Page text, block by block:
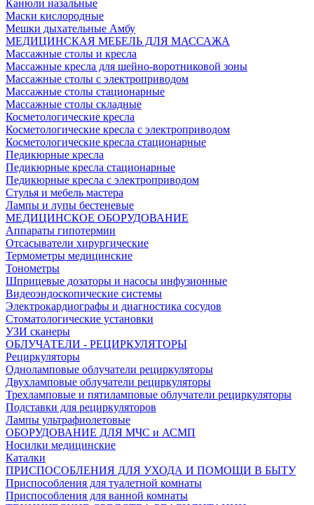
Канюли назальные
Маски кислородные
Мешки дыхательные Амбу
МЕДИЦИНСКАЯ МЕБЕЛЬ ДЛЯ МАССАЖА
Массажные столы и кресла
Массажные кресла для шейно-воротниковой зоны
Массажные столы с электроприводом
Массажные столы стационарные
Массажные столы складные
Косметологические кресла
Косметологические кресла с электроприводом
Косметологические кресла стационарные
Педикюрные кресла
Педикюрные кресла стационарные
Педикюрные кресла с электроприводом
Стулья и мебель мастера
Лампы и лупы бестеневые
МЕДИЦИНСКОЕ ОБОРУДОВАНИЕ
Аппараты гипотермии
Отсасыватели хирургические
Термометры медицинские
Тонометры
Шприцевые дозаторы и насосы инфузионные
Видеоэндоскопические системы
Электрокардиографы и диагностика сосудов
Стоматологические установки
УЗИ сканеры
ОБЛУЧАТЕЛИ - РЕЦИРКУЛЯТОРЫ
Рециркуляторы
Одноламповые облучатели рециркуляторы
Двухламповые облучатели рециркуляторы
Трехламповые и пятиламповые облучатели рециркуляторы
Подставки для рециркуляторов
Лампы ультрафиолетовые
ОБОРУДОВАНИЕ ДЛЯ МЧС и АСМП
Носилки медицинские
Каталки
ПРИСПОСОБЛЕНИЯ ДЛЯ УХОДА И ПОМОЩИ В БЫТУ
Приспособления для туалетной комнаты
Приспособления для ванной комнаты